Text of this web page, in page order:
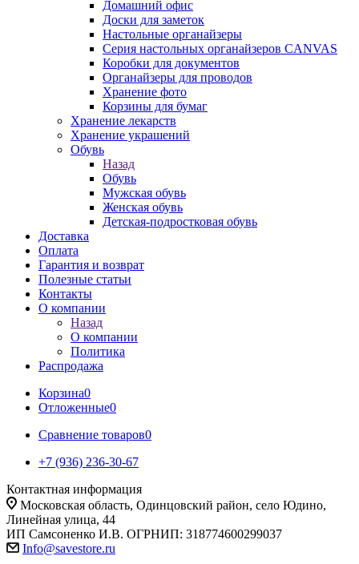
Домашний офис
Доски для заметок
Настольные органайзеры
Серия настольных органайзеров CANVAS
Коробки для документов
Органайзеры для проводов
Хранение фото
Корзины для бумаг
Хранение лекарств
Хранение украшений
Обувь
Назад
Обувь
Мужская обувь
Женская обувь
Детская-подростковая обувь
Доставка
Оплата
Гарантия и возврат
Полезные статьи
Контакты
О компании
Назад
О компании
Политика
Распродажа
Корзина0
Отложенные0
Сравнение товаров0
+7 (936) 236-30-67
Контактная информация
Московская область, Одинцовский район, село Юдино,
Линейная улица, 44
ИП Самсоненко И.В. ОГРНИП: 318774600299037
Info@savestore.ru